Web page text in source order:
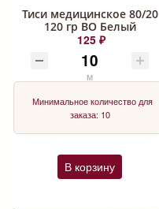
Тиси медицинское 80/20
120 гр ВО Белый
125 ₽
м
Минимальное количество для
заказа: 10
В корзину